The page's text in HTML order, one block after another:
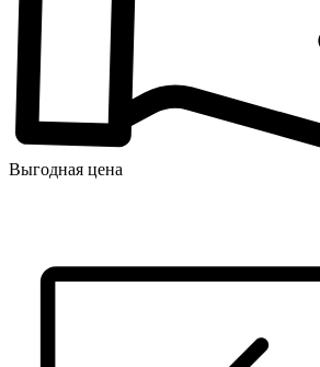
Выгодная цена